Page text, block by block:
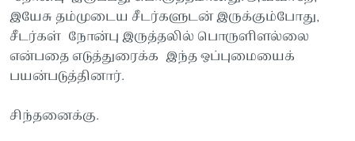
இயேசு தம்முடைய சீடர்களுடன் இருக்கும்போது,
சீடர்கள் நோன்பு இருத்தலில் பொருளிளல்லை
என்பதை எடுத்துரைக்க இந்த ஒப்புமையைக்
பயன்படுத்தினார்.
சிந்தனைக்கு.